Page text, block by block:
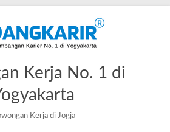
Kerja No. 1 di
Kerja di Jogja